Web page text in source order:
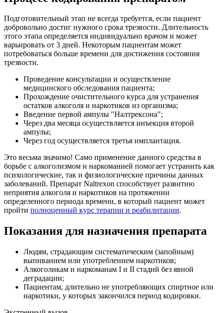
Подготовительный этап не всегда требуется, если пациент
добровольно достиг нужного срока трезвости. Длительность
этого этапа определяется индивидуально врачом и может
варьировать от 3 дней. Некоторым пациентам может
потребоваться больше времени для достижения состояния
трезвости.
Проведение консультации и осуществление
медицинского обследования пациента;
Прохождение очистительного курса для устранения
остатков алкоголя и наркотиков из организма;
Введение первой ампулы "Налтрексона";
Через два месяца осуществляется инъекция второй
ампулы;
Через год осуществляется третья имплантация.
Это весьма значимо! Само применение данного средства в
борьбе с алкоголизмом и наркоманией помогает устранить как
психологические, так и физиологические причины данных
заболеваний. Препарат Naltrexon способствует развитию
неприятия алкоголя и наркотиков на протяжении
определенного периода времени, в который пациент может
пройти полноценный курс терапии и реабилитации.
Показания для назначения препарата
Людям, страдающим систематическим (запойным)
выпиванием или употреблением наркотиков;
Алкоголикам и наркоманам I и II стадий без явной
деградации;
Пациентам, длительно не употребляющих спиртное или
наркотики, у которых закончился период кодировки.